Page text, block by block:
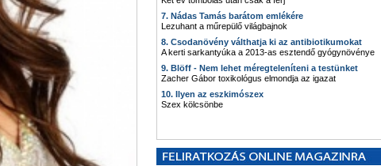
7. Nádas Tamás barátom emlékére
Lezuhant a műrepülő világbajnok
8. Csodanövény válthatja ki az antibiotikumokat
A kerti sarkantyúka a 2013-as esztendő gyógynövénye
9. Blöff - Nem lehet méregteleníteni a testünket
Zacher Gábor toxikológus elmondja az igazat
10. Ilyen az eszkimószex
Szex kölcsönbe